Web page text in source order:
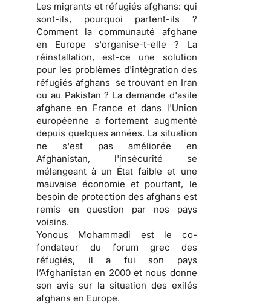
Les migrants et réfugiés afghans: qui
sont-ils, pourquoi partent-ils ?
Comment la communauté afghane
en Europe s'organise-t-elle ? La
réinstallation, est-ce une solution
pour les problèmes d'intégration des
réfugiés afghans se trouvant en Iran
ou au Pakistan ? La demande d'asile
afghane en France et dans l'Union
européenne a fortement augmenté
depuis quelques années. La situation
ne s'est pas améliorée en
Afghanistan, l'insécurité se
mélangeant à un État faible et une
mauvaise économie et pourtant, le
besoin de protection des afghans est
remis en question par nos pays
voisins.
Yonous Mohammadi est le co-
fondateur du forum grec des
réfugiés, il a fui son pays
l’Afghanistan en 2000 et nous donne
son avis sur la situation des exilés
afghans en Europe.